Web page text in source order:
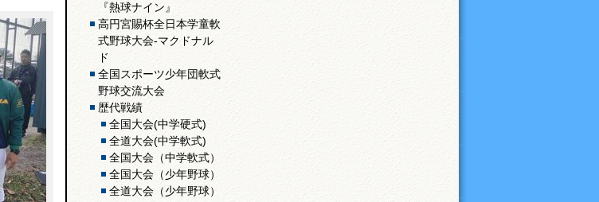
『熱球ナイン』
高円宮賜杯全日本学童軟
式野球大会-マクドナル
ド
全国スポーツ少年団軟式
野球交流大会
歴代戦績
全国大会(中学硬式)
全道大会(中学軟式)
全国大会（中学軟式）
全国大会（少年野球）
全道大会（少年野球）